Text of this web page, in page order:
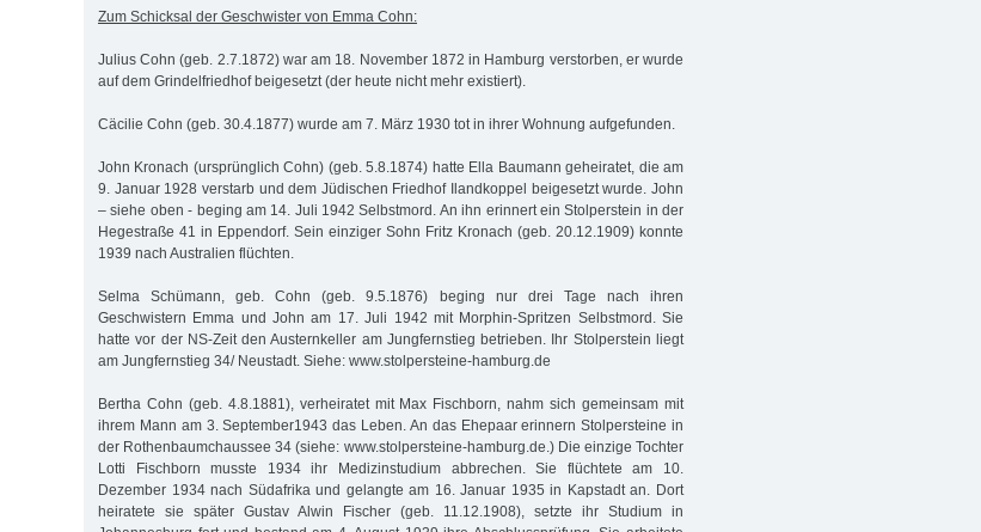
Zum Schicksal der Geschwister von Emma Cohn:
Julius Cohn (geb. 2.7.1872) war am 18. November 1872 in Hamburg verstorben, er wurde
auf dem Grindelfriedhof beigesetzt (der heute nicht mehr existiert).
Cäcilie Cohn (geb. 30.4.1877) wurde am 7. März 1930 tot in ihrer Wohnung aufgefunden.
John Kronach (ursprünglich Cohn) (geb. 5.8.1874) hatte Ella Baumann geheiratet, die am
9. Januar 1928 verstarb und dem Jüdischen Friedhof Ilandkoppel beigesetzt wurde. John
– siehe oben - beging am 14. Juli 1942 Selbstmord. An ihn erinnert ein Stolperstein in der
Hegestraße 41 in Eppendorf. Sein einziger Sohn Fritz Kronach (geb. 20.12.1909) konnte
1939 nach Australien flüchten.
Selma Schümann, geb. Cohn (geb. 9.5.1876) beging nur drei Tage nach ihren
Geschwistern Emma und John am 17. Juli 1942 mit Morphin-Spritzen Selbstmord. Sie
hatte vor der NS-Zeit den Austernkeller am Jungfernstieg betrieben. Ihr Stolperstein liegt
am Jungfernstieg 34/ Neustadt. Siehe: www.stolpersteine-hamburg.de
Bertha Cohn (geb. 4.8.1881), verheiratet mit Max Fischborn, nahm sich gemeinsam mit
ihrem Mann am 3. September1943 das Leben. An das Ehepaar erinnern Stolpersteine in
der Rothenbaumchaussee 34 (siehe: www.stolpersteine-hamburg.de.) Die einzige Tochter
Lotti Fischborn musste 1934 ihr Medizinstudium abbrechen. Sie flüchtete am 10.
Dezember 1934 nach Südafrika und gelangte am 16. Januar 1935 in Kapstadt an. Dort
heiratete sie später Gustav Alwin Fischer (geb. 11.12.1908), setzte ihr Studium in